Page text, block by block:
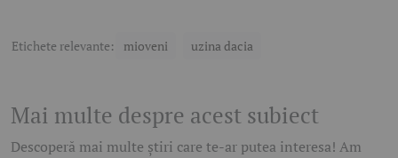
Etichete relevante: mioveni uzina dacia
Mai multe despre acest subiect
Descoperă mai multe știri care te-ar putea interesa! Am